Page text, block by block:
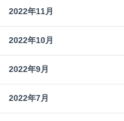
2022年11月
2022年10月
2022年9月
2022年7月